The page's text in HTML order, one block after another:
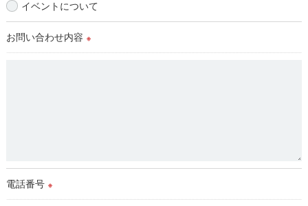
イベントについて
お問い合わせ内容 ※
電話番号 ※